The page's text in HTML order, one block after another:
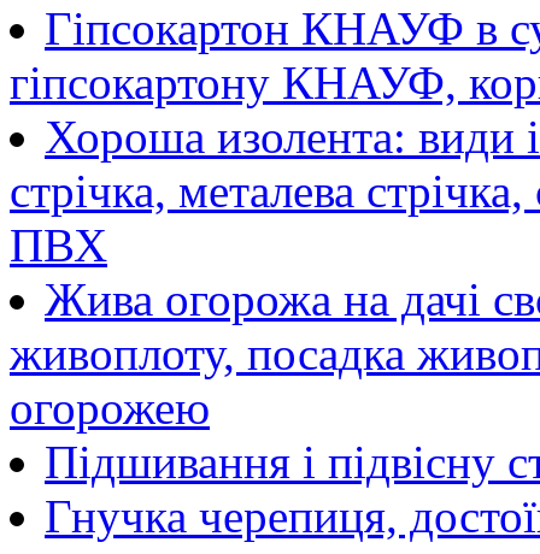
Гіпсокартон КНАУФ в
гіпсокартону КНАУФ,
Хороша изолента: види
стрічка, металева
ПВХ
Жива огорожа на дачі
живоплоту, посадка
огорожею
Підшивання і підвісну
Гнучка черепиця,